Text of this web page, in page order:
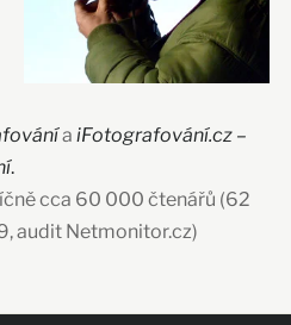
a iFotografování.cz –
.
cca 60 000 čtenářů (62
audit Netmonitor.cz)